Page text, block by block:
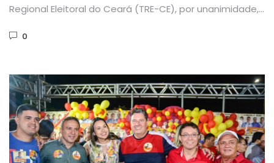
Regional Eleitoral do Ceará (TRE-CE), por unanimidade,
0